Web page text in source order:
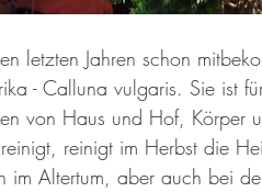
letzten Jahren schon
- Calluna vulgaris. Sie ist
von Haus und Hof, Körper
reinigt im Herbst die
Altertum, aber auch bei